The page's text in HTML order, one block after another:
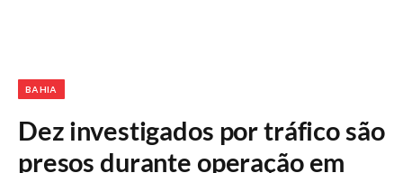
BAHIA
Dez investigados por tráfico são
presos durante operação em